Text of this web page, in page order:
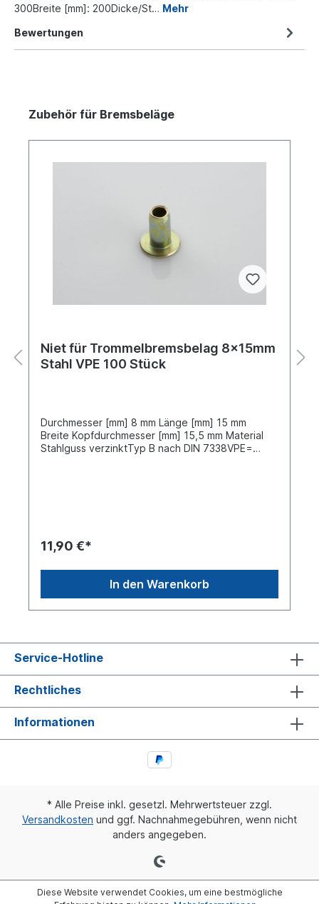
300Breite [mm]: 200Dicke/St… Mehr
Bewertungen
Zubehör für Bremsbeläge
Niet für Trommelbremsbelag 8x15mm
Stahl VPE 100 Stück
Durchmesser [mm] 8 mm Länge [mm] 15 mm
Breite Kopfdurchmesser [mm] 15,5 mm Material
Stahlguss verzinktTyp B nach DIN 7338VPE=
11,90 €*
In den Warenkorb
Service-Hotline
Rechtliches
Informationen
* Alle Preise inkl. gesetzl. Mehrwertsteuer zzgl.
Versandkosten und ggf. Nachnahmegebühren, wenn nicht
anders angegeben.
Diese Website verwendet Cookies, um eine bestmögliche